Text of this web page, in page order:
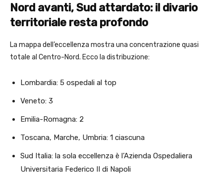
Nord avanti, Sud attardato: il divario
territoriale resta profondo
La mappa dell’eccellenza mostra una concentrazione quasi
totale al Centro-Nord. Ecco la distribuzione:
Lombardia: 5 ospedali al top
Veneto: 3
Emilia-Romagna: 2
Toscana, Marche, Umbria: 1 ciascuna
Sud Italia: la sola eccellenza è l’Azienda Ospedaliera
Universitaria Federico II di Napoli